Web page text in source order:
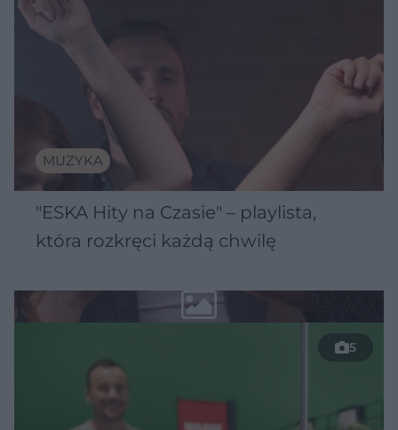
MUZYKA
"ESKA Hity na Czasie" – playlista,
która rozkręci każdą chwilę
5